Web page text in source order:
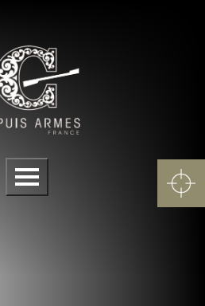
Menu